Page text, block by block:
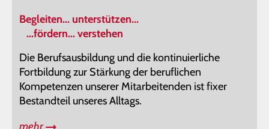
Begleiten... unterstützen...
...fördern... verstehen
Die Berufsausbildung und die kontinuierliche
Fortbildung zur Stärkung der beruflichen
Kompetenzen unserer Mitarbeitenden ist fixer
Bestandteil unseres Alltags.
mehr